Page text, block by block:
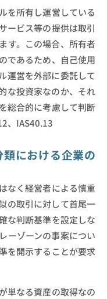
を所有し運営している
ービス等の提供は取引
す。この場合、所有者
であるため、自己使用
運営を外部に委託して
な投資家なのか、それ
総合的に考慮して判断
、IAS40.13
における企業の
なく経営者による慎重
の取引に対して首尾一
な判断基準を設定しな
ーゾーンの事案につい
を開示することが要求
単なる資産の取得なの